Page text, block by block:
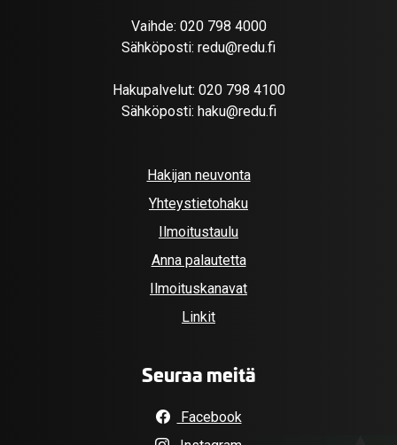
Vaihde: 020 798 4000
Sähköposti: redu@redu.fi
Hakupalvelut: 020 798 4100
Sähköposti: haku@redu.fi
Hakijan neuvonta
Yhteystietohaku
Ilmoitustaulu
Anna palautetta
Ilmoituskanavat
Linkit
Seuraa meitä
Facebook